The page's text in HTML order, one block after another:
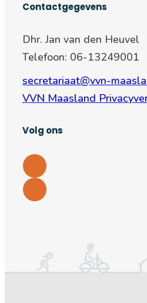
Contactgegevens
Dhr. Jan van den Heuvel
Telefoon: 06-13249001
secretariaat@vvn-
VVN Maasland
Volg ons